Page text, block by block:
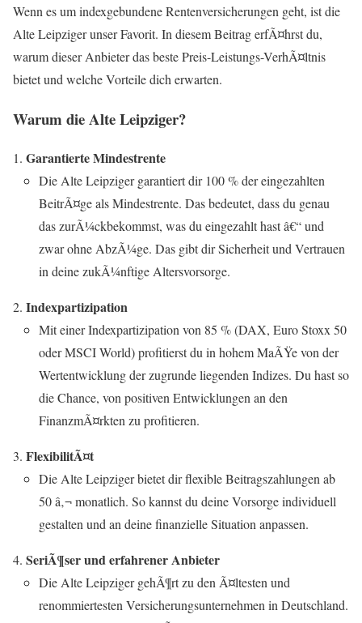
Wenn es um indexgebundene Rentenversicherungen geht, ist die
Alte Leipziger unser Favorit. In diesem Beitrag erfÃ¤hrst du,
warum dieser Anbieter das beste Preis-Leistungs-VerhÃ¤ltnis
bietet und welche Vorteile dich erwarten.
Warum die Alte Leipziger?
Garantierte Mindestrente
Die Alte Leipziger garantiert dir 100 % der eingezahlten
BeitrÃ¤ge als Mindestrente. Das bedeutet, dass du genau
das zurÃ¼ckbekommst, was du eingezahlt hast â€“ und
zwar ohne AbzÃ¼ge. Das gibt dir Sicherheit und Vertrauen
in deine zukÃ¼nftige Altersvorsorge.
Indexpartizipation
Mit einer Indexpartizipation von 85 % (DAX, Euro Stoxx 50
oder MSCI World) profitierst du in hohem MaÃŸe von der
Wertentwicklung der zugrunde liegenden Indizes. Du hast so
die Chance, von positiven Entwicklungen an den
FinanzmÃ¤rkten zu profitieren.
FlexibilitÃ¤t
Die Alte Leipziger bietet dir flexible Beitragszahlungen ab
50 â‚¬ monatlich. So kannst du deine Vorsorge individuell
gestalten und an deine finanzielle Situation anpassen.
SeriÃ¶ser und erfahrener Anbieter
Die Alte Leipziger gehÃ¶rt zu den Ã¤ltesten und
renommiertesten Versicherungsunternehmen in Deutschland.